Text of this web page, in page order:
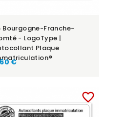
Bourgogne-Franche-
- LogoType |
Plaque
€
favorite_border